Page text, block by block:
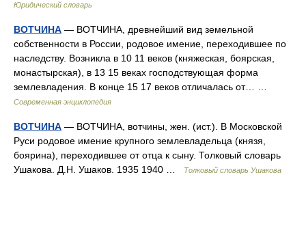
Юридический словарь
ВОТЧИНА — ВОТЧИНА, древнейший вид земельной
собственности в России, родовое имение, переходившее по
наследству. Возникла в 10 11 веков (княжеская, боярская,
монастырская), в 13 15 веках господствующая форма
землевладения. В конце 15 17 веков отличалась от… …
Современная энциклопедия
ВОТЧИНА — ВОТЧИНА, вотчины, жен. (ист.). В Московской
Руси родовое имение крупного землевладельца (князя,
боярина), переходившее от отца к сыну. Толковый словарь
Ушакова. Д.Н. Ушаков. 1935 1940 …
Толковый словарь Ушакова